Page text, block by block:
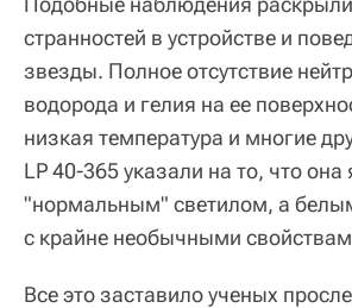
странностей в устройстве и
звезды. Полное отсутствие
водорода и гелия на ее
низкая температура и многие
LP 40-365 указали на то, что она
"нормальным" светилом, а
с крайне необычными
Все это заставило ученых